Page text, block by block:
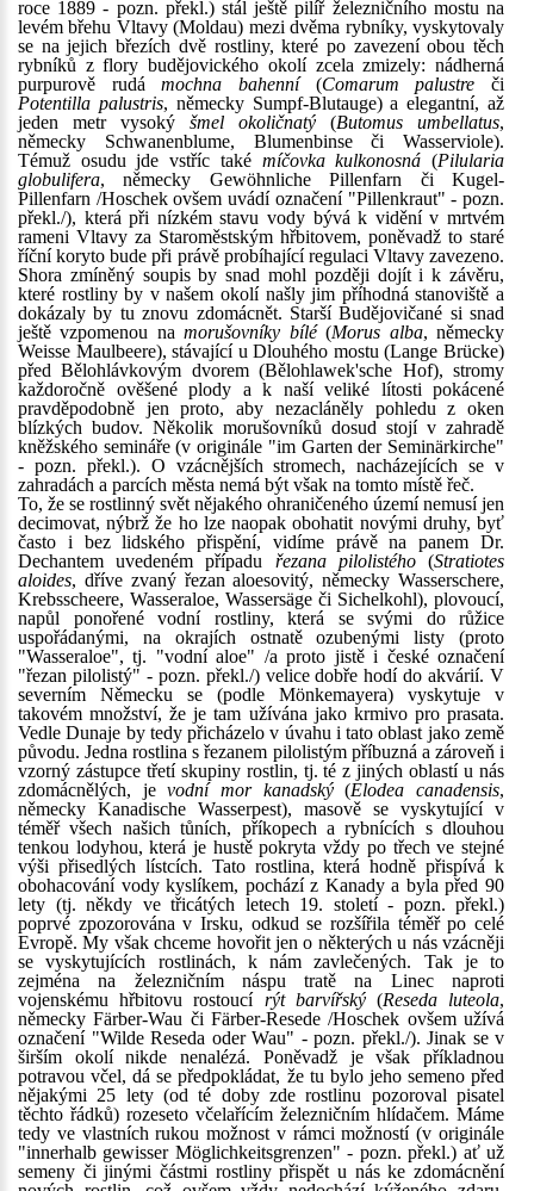
roce 1889 - pozn. překl.) stál ještě pilíř železničního mostu na
levém břehu Vltavy (Moldau) mezi dvěma rybníky, vyskytovaly
se na jejich březích dvě rostliny, které po zavezení obou těch
rybníků z flory budějovického okolí zcela zmizely: nádherná
purpurově rudámochna bahenní(Comarum palustre či
Potentilla palustris, německy Sumpf-Blutauge) a elegantní, až
jeden metr vysoký šmel okoličnatý (Butomus umbellatus,
německy Schwanenblume, Blumenbinse či Wasserviole).
Témuž osudu jde vstříc také míčovka kulkonosná (Pilularia
globulifera, německy Gewöhnliche Pillenfarn či Kugel-
Pillenfarn /Hoschek ovšem uvádí označení "Pillenkraut" - pozn.
překl./), která při nízkém stavu vody bývá k vidění v mrtvém
rameni Vltavy za Staroměstským hřbitovem, poněvadž to staré
říční koryto bude při právě probíhající regulaci Vltavy zavezeno.
Shora zmíněný soupis by snad mohl později dojít i k závěru,
které rostliny by v našem okolí našly jim příhodná stanoviště a
dokázaly by tu znovu zdomácnět. Starší Budějovičané si snad
ještě vzpomenou namorušovníky bílé(Morus alba, německy
Weisse Maulbeere), stávající u Dlouhého mostu (Lange Brücke)
před Bělohlávkovým dvorem (Bělohlawek'sche Hof), stromy
každoročně ověšené plody a k naší veliké lítosti pokácené
pravděpodobně jen proto, aby nezacláněly pohledu z oken
blízkých budov. Několik morušovníků dosud stojí v zahradě
kněžského semináře (v originále "im Garten der Seminärkirche"
- pozn. překl.). O vzácnějších stromech, nacházejících se v
zahradách a parcích města nemá být však na tomto místě řeč.
To, že se rostlinný svět nějakého ohraničeného území nemusí jen
decimovat, nýbrž že ho lze naopak obohatit novými druhy, byť
často i bez lidského přispění, vidíme právě na panem Dr.
Dechantem uvedeném případu řezana pilolistého(Stratiotes
aloides, dříve zvaný řezan aloesovitý, německy Wasserschere,
Krebsscheere, Wasseraloe, Wassersäge či Sichelkohl), plovoucí,
napůl ponořené vodní rostliny, která se svými do růžice
uspořádanými, na okrajích ostnatě ozubenými listy (proto
"Wasseraloe", tj. "vodní aloe" /a proto jistě i české označení
"řezan pilolistý" - pozn. překl./) velice dobře hodí do akvárií. V
severním Německu se (podle Mönkemayera) vyskytuje v
takovém množství, že je tam užívána jako krmivo pro prasata.
Vedle Dunaje by tedy přicházelo v úvahu i tato oblast jako země
původu. Jedna rostlina s řezanem pilolistým příbuzná a zároveň i
vzorný zástupce třetí skupiny rostlin, tj. té z jiných oblastí u nás
zdomácnělých, jevodní mor kanadský(Elodea canadensis,
německy Kanadische Wasserpest), masově se vyskytující v
téměř všech našich tůních, příkopech a rybnících s dlouhou
tenkou lodyhou, která je hustě pokryta vždy po třech ve stejné
výši přisedlých lístcích. Tato rostlina, která hodně přispívá k
obohacování vody kyslíkem, pochází z Kanady a byla před 90
lety (tj. někdy ve třicátých letech 19. století - pozn. překl.)
poprvé zpozorována v Irsku, odkud se rozšířila téměř po celé
Evropě. My však chceme hovořit jen o některých u nás vzácněji
se vyskytujících rostlinách, k nám zavlečených. Tak je to
zejména na železničním náspu tratě na Linec naproti
vojenskému hřbitovu rostoucí rýt barvířský(Reseda luteola,
německy Färber-Wau či Färber-Resede /Hoschek ovšem užívá
označení "Wilde Reseda oder Wau" - pozn. překl./). Jinak se v
širším okolí nikde nenalézá. Poněvadž je však příkladnou
potravou včel, dá se předpokládat, že tu bylo jeho semeno před
nějakými 25 lety (od té doby zde rostlinu pozoroval pisatel
těchto řádků) rozeseto včelařícím železničním hlídačem. Máme
tedy ve vlastních rukou možnost v rámci možností (v originále
"innerhalb gewisser Möglichkeitsgrenzen" - pozn. překl.) ať už
semeny či jinými částmi rostliny přispět u nás ke zdomácnění